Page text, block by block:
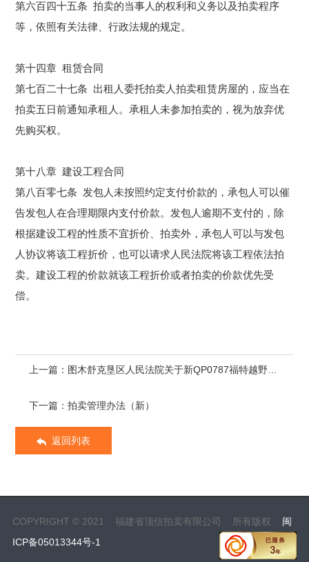
第六百四十五条 拍卖的当事人的权利和义务以及拍卖程序
等，依照有关法律、行政法规的规定。
第十四章 租赁合同
第七百二十七条 出租人委托拍卖人拍卖租赁房屋的，应当在
拍卖五日前通知承租人。承租人未参加拍卖的，视为放弃优
先购买权。
第十八章 建设工程合同
第八百零七条 发包人未按照约定支付价款的，承包人可以催
告发包人在合理期限内支付价款。发包人逾期不支付的，除
根据建设工程的性质不宜折价、 拍卖外，承包人可以与发包
人协议将该工程折价，也可以请求人民法院将该工程依法拍
卖。建设工程的价款就该工程折价或者拍卖的价款优先受
偿。
上一篇：图木舒克垦区人民法院关于新QP0787福特越野车一辆（第二次拍卖）的公告(二次)
下一篇：拍卖管理办法（新）
返回列表
COPYRIGHT © 2021 福建省顶信拍卖有限公司 所有版权 闽
ICP备05013344号-1